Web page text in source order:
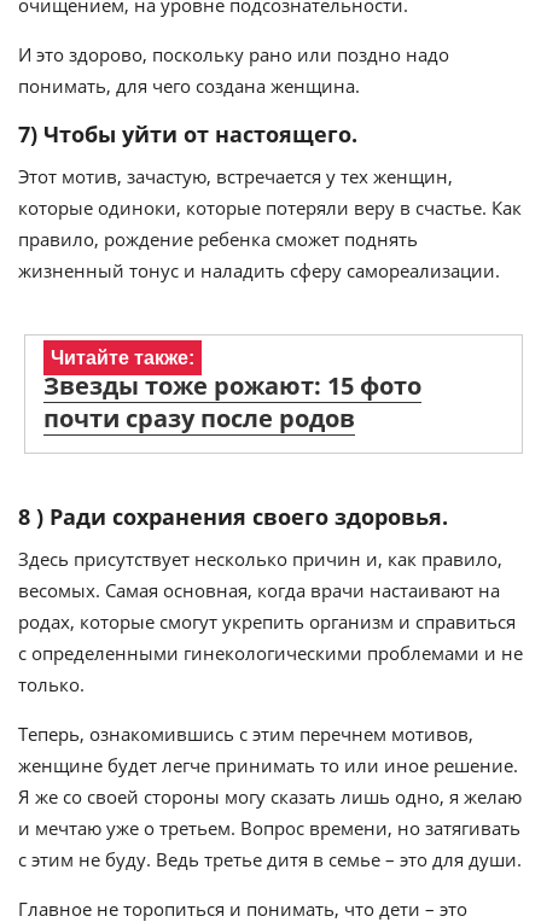
очищением, на уровне подсознательности.
И это здорово, поскольку рано или поздно надо
понимать, для чего создана женщина.
7) Чтобы уйти от настоящего.
Этот мотив, зачастую, встречается у тех женщин,
которые одиноки, которые потеряли веру в счастье. Как
правило, рождение ребенка сможет поднять
жизненный тонус и наладить сферу самореализации.
Читайте также:
Звезды тоже рожают: 15 фото
почти сразу после родов
8 ) Ради сохранения своего здоровья.
Здесь присутствует несколько причин и, как правило,
весомых. Самая основная, когда врачи настаивают на
родах, которые смогут укрепить организм и справиться
с определенными гинекологическими проблемами и не
только.
Теперь, ознакомившись с этим перечнем мотивов,
женщине будет легче принимать то или иное решение.
Я же со своей стороны могу сказать лишь одно, я желаю
и мечтаю уже о третьем. Вопрос времени, но затягивать
с этим не буду. Ведь третье дитя в семье – это для души.
Главное не торопиться и понимать, что дети – это